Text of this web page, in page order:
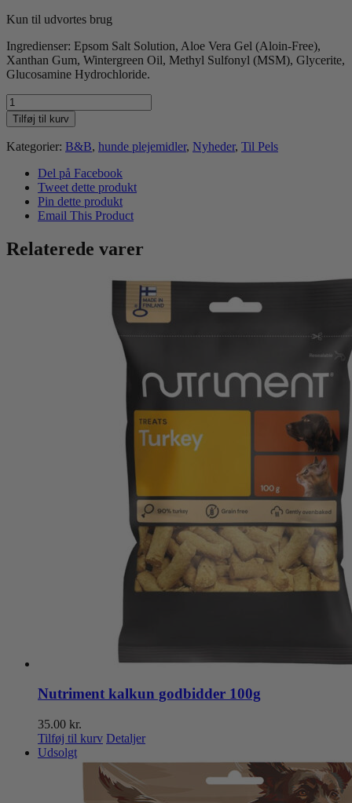
Kun til udvortes brug
Ingredienser: Epsom Salt Solution, Aloe Vera Gel (Aloin-Free),
Xanthan Gum, Wintergreen Oil, Methyl Sulfonyl (MSM), Glycerite,
Glucosamine Hydrochloride.
B&B
Epsom
Joint
Relief
antal
Tilføj til kurv
Kategorier: B&B, hunde plejemidler, Nyheder, Til Pels
Del på Facebook
Tweet dette produkt
Pin dette produkt
Email This Product
Relaterede varer
Nutriment kalkun godbidder 100g
35.00 kr.
Tilføj til kurv Detaljer
Udsolgt